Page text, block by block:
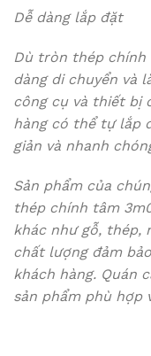
Dễ dàng lắp đặt
Dù tròn thép chính
dàng di chuyển và
công cụ và thiết bị
hàng có thể tự lắp
giản và nhanh
Sản phẩm của
thép chính tâm
khác như gỗ, thép,
chất lượng đảm
khách hàng. Quán
sản phẩm phù hợp